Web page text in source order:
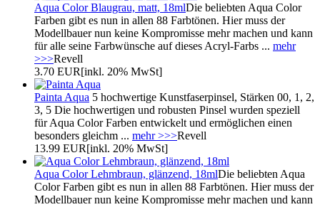
Aqua Color Blaugrau, matt, 18mlDie beliebten Aqua Color
Farben gibt es nun in allen 88 Farbtönen. Hier muss der
Modellbauer nun keine Kompromisse mehr machen und kann
für alle seine Farbwünsche auf dieses Acryl-Farbs ... mehr
>>>Revell
3.70 EUR[inkl. 20% MwSt]
Painta Aqua 5 hochwertige Kunstfaserpinsel, Stärken 00, 1, 2,
3, 5 Die hochwertigen und robusten Pinsel wurden speziell
für Aqua Color Farben entwickelt und ermöglichen einen
besonders gleichm ... mehr >>>Revell
13.99 EUR[inkl. 20% MwSt]
Aqua Color Lehmbraun, glänzend, 18mlDie beliebten Aqua
Color Farben gibt es nun in allen 88 Farbtönen. Hier muss der
Modellbauer nun keine Kompromisse mehr machen und kann